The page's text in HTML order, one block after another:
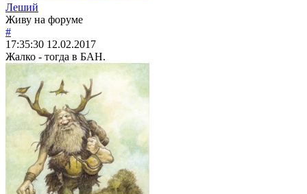
Леший
Живу на форуме
#
17:35:30 12.02.2017
Жалко - тогда в БАН.